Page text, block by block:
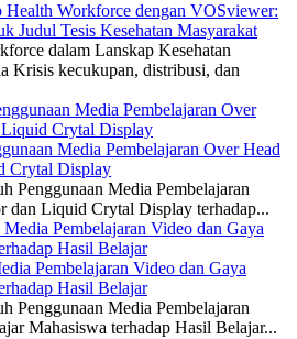
Health Workforce dengan VOSviewer:
Judul Tesis Kesehatan Masyarakat
dalam Lanskap Kesehatan
Krisis kecukupan, distribusi, dan
Media Pembelajaran Over Head
Crytal Display
Penggunaan Media Pembelajaran
dan Liquid Crytal Display terhadap...
Pembelajaran Video dan Gaya
Hasil Belajar
Penggunaan Media Pembelajaran
Mahasiswa terhadap Hasil Belajar...